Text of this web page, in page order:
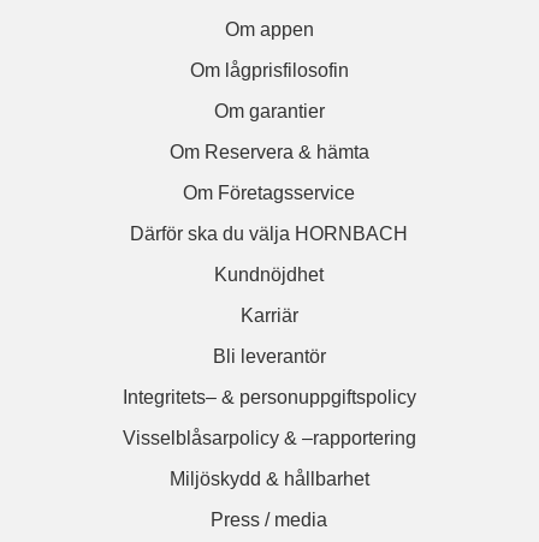
Om appen
Om lågprisfilosofin
Om garantier
Om Reservera & hämta
Om Företagsservice
Därför ska du välja HORNBACH
Kundnöjdhet
Karriär
Bli leverantör
Integritets– & personuppgiftspolicy
Visselblåsarpolicy & –rapportering
Miljöskydd & hållbarhet
Press / media